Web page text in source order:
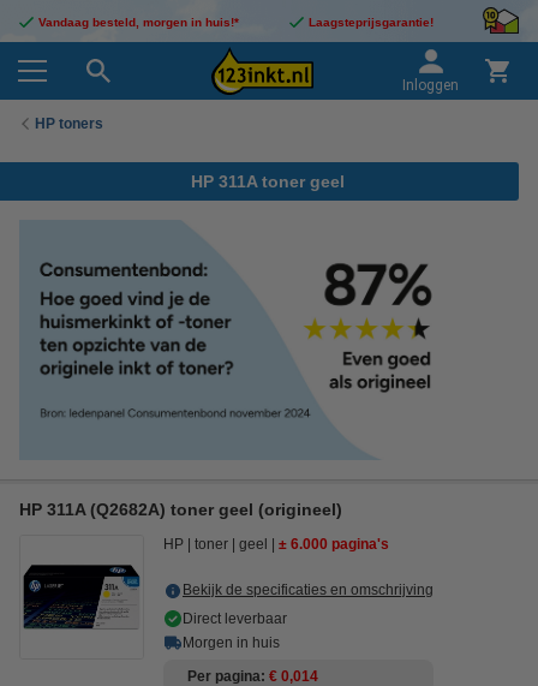
Vandaag besteld, morgen in huis!* Laagsteprijsgarantie!
Inloggen
HP toners
HP 311A toner geel
HP 311A (Q2682A) toner geel (origineel)
HP toner geel ± 6.000 pagina's
Bekijk de specificaties en omschrijving
Direct leverbaar
Morgen in huis
Per pagina € 0,014